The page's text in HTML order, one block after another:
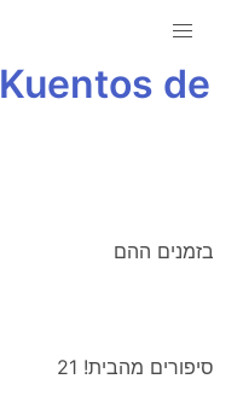
Kuentos de
בזמנים ההם
סיפורים מהבית! 21